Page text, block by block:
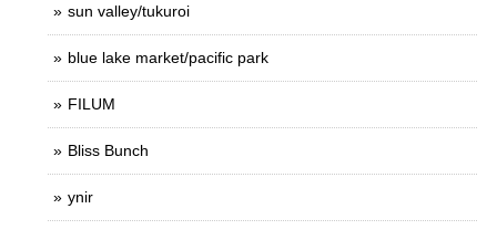
sun valley/tukuroi
blue lake market/pacific park
FILUM
Bliss Bunch
ynir